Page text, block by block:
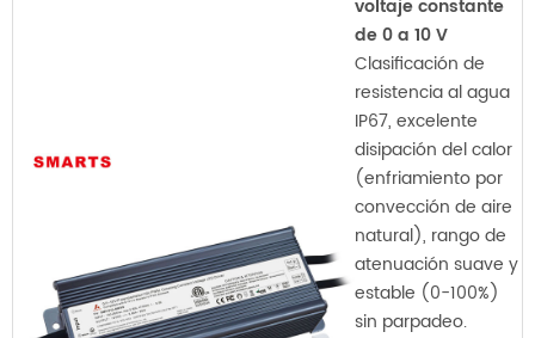
voltaje constante
de 0 a 10 V
Clasificación de
resistencia al agua
IP67, excelente
disipación del calor
(enfriamiento por
convección de aire
natural), rango de
atenuación suave y
estable (0-100%)
sin parpadeo.